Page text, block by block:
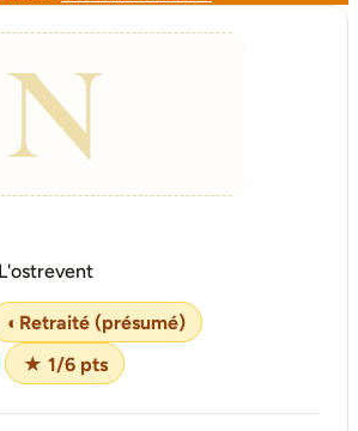
N
◐ Retraité (présumé)
★ 1/6 pts